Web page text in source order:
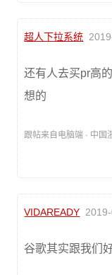
超人下拉系统
还有人去买pr高
想的
跟帖来自电脑端 · 中国
VIDAREADY
谷歌其实跟我们